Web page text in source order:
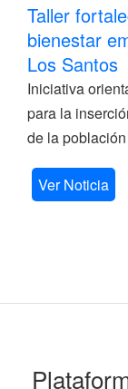
Taller
bienestar
Los Santos
Iniciativa
para la
de la
Ver Noticia